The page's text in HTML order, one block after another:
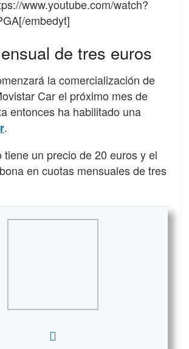
www.youtube.com/watch?
embedyt]
de tres euros
la comercialización de
Car el próximo mes de
entonces ha habilitado una
.
tiene un precio de 20 euros y el
en cuotas mensuales de tres